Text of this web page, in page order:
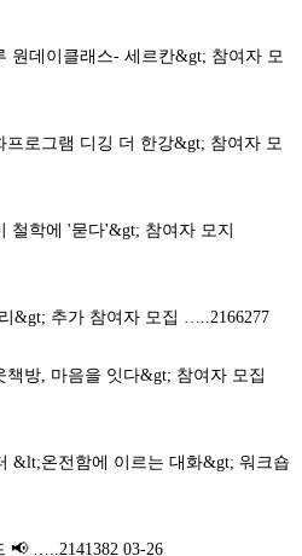
원데이클래스- 세르칸&gt; 참여자 모
로그램 디깅 더 한강&gt; 참여자 모
철학에 '묻다'&gt; 참여자 모지
&gt; 추가 참여자 모집 …..2166277
방, 마음을 잇다&gt; 참여자 모집
&lt;온전함에 이르는 대화&gt; 워크숍
📢 …..2141382 03-26